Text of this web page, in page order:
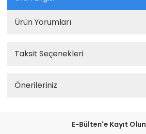
Ürün Yorumları
Taksit Seçenekleri
Önerileriniz
E-Bülten'e Kayıt Olun